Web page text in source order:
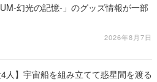
幻光の記憶-」のグッズ情報が一部
2026年8月7日
4人】宇宙船を組み立てて惑星間を渡る